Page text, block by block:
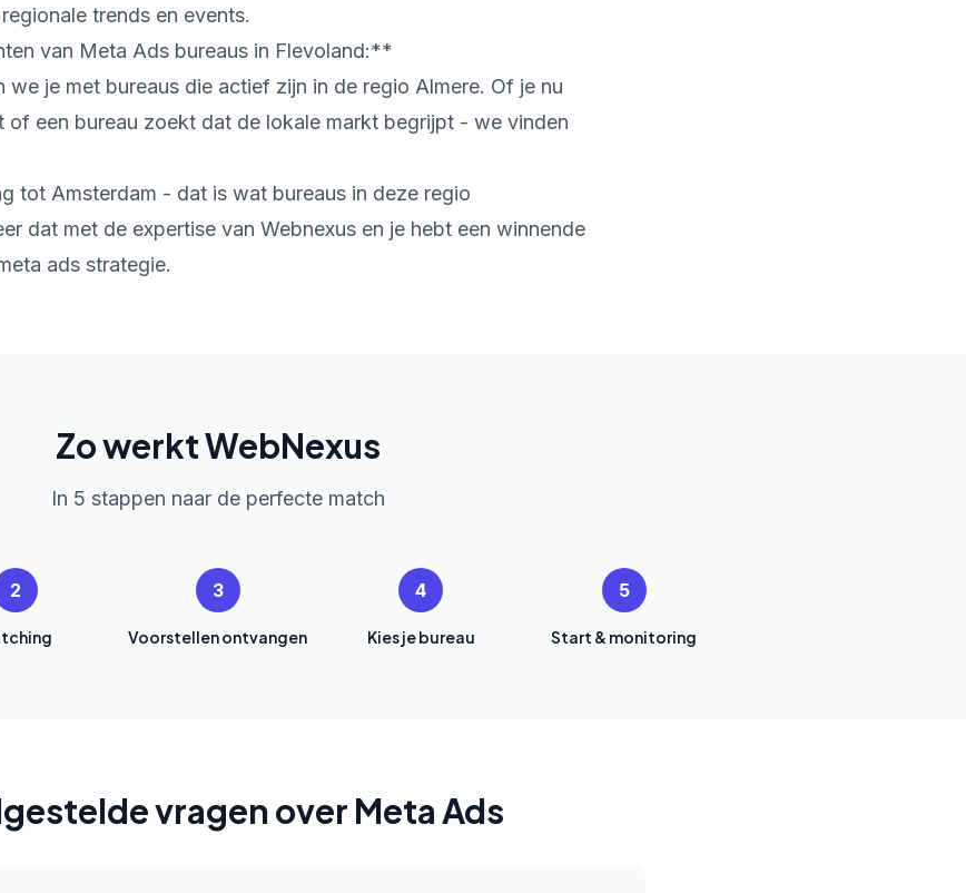
trends en events.
van Meta Ads bureaus in Flevoland:**
we je met bureaus die actief zijn in de regio Almere. Of je nu
een bureau zoekt dat de lokale markt begrijpt - we vinden
tot Amsterdam - dat is wat bureaus in deze regio
dat met de expertise van Webnexus en je hebt een winnende
ads strategie.
Zo werkt WebNexus
In 5 stappen naar de perfecte match
2 3
Voorstellen ontvangen
4
Kies je bureau
5
Start & monitoring
vragen over Meta Ads